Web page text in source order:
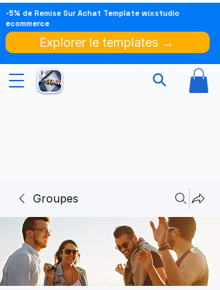
-5% de Remise Sur Achat Template wixstudio
ecommerce
Explorer le templates →
Groupes